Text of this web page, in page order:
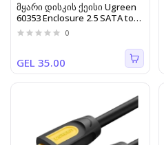
მყარი დისკის ქეისი Ugreen
60353 Enclosure 2.5 SATA to
USB 3.0 Hard Drive Adapter
Enclosure for SSD Drive HDD
Box Type C 3.1 Enclosure HD
External
0
GEL 35.00